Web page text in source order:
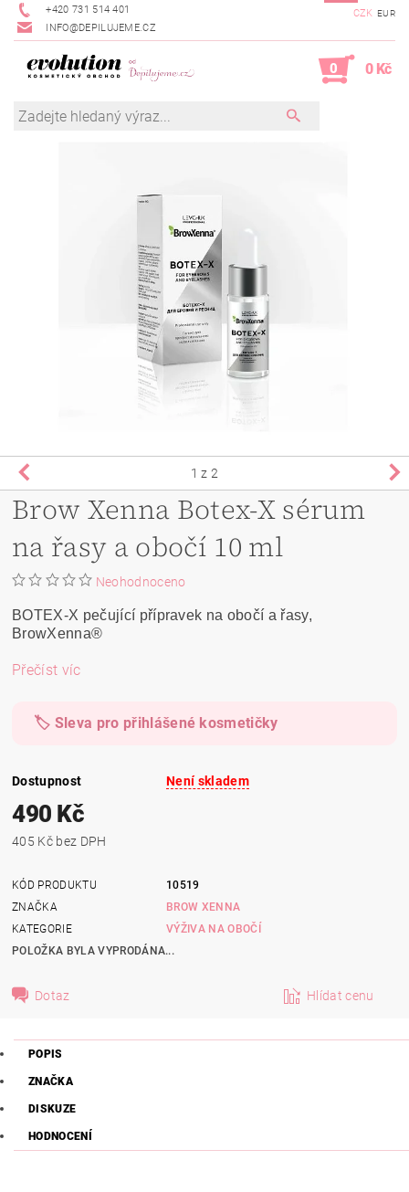
+420 731 514 401
INFO@DEPILUJEME.CZ
CZK EUR
0 0 Kč
1 z 2
Brow Xenna Botex-X sérum
na řasy a obočí 10 ml
Neohodnoceno
BOTEX-X pečující přípravek na obočí a řasy,
BrowXenna®
Přečíst víc
🏷️ Sleva pro přihlášené kosmetičky
Dostupnost Není skladem
490 Kč
405 Kč bez DPH
KÓD PRODUKTU
10519
ZNAČKA
BROW XENNA
KATEGORIE
VÝŽIVA NA OBOČÍ
POLOŽKA BYLA VYPRODÁNA...
Dotaz Hlídat cenu
POPIS
ZNAČKA
DISKUZE
HODNOCENÍ